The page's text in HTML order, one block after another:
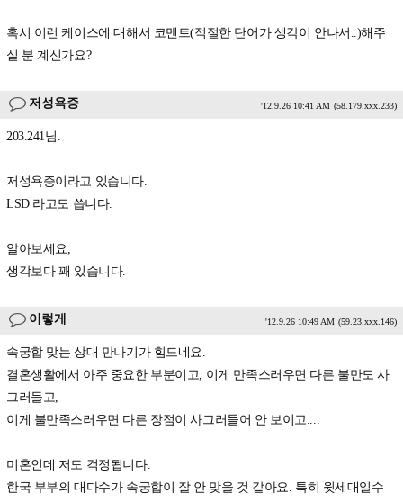
혹시 이런 케이스에 대해서 코멘트(적절한 단어가 생각이 안나서..)해주
실 분 계신가요?
저성욕증 '12.9.26 10:41 AM (58.179.xxx.233)
203.241님.
저성욕증이라고 있습니다.
LSD 라고도 씁니다.
알아보세요,
생각보다 꽤 있습니다.
이렇게 '12.9.26 10:49 AM (59.23.xxx.146)
속궁합 맞는 상대 만나기가 힘드네요.
결혼생활에서 아주 중요한 부분이고, 이게 만족스러우면 다른 불만도 사
그러들고,
이게 불만족스러우면 다른 장점이 사그러들어 안 보이고....
미혼인데 저도 걱정됩니다.
한국 부부의 대다수가 속궁합이 잘 안 맞을 것 같아요. 특히 윗세대일수